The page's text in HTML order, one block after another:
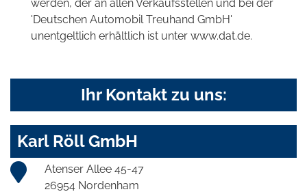
werden, der an allen Verkaufsstellen und bei der
'Deutschen Automobil Treuhand GmbH'
unentgeltlich erhältlich ist unter www.dat.de.
Ihr Kontakt zu uns:
Karl Röll GmbH
Atenser Allee 45-47
26954 Nordenham